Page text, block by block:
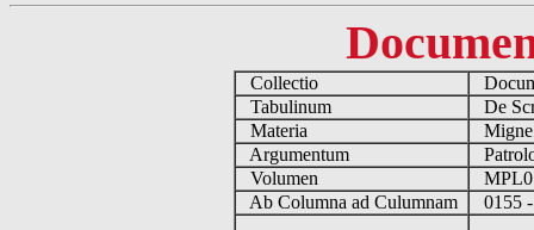
Collectio
Tabulinum
De
Materia
Argumentum
Volumen
Ab Columna ad Culumnam
0155